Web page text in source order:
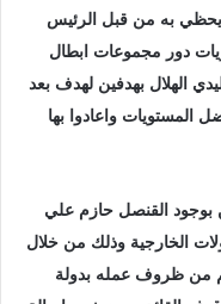
يحظي به من قبل الرئيس
دور مجموعات ابطال
الهلال بهدفين لهدف بعد
المستويات واعادوا بها
بوجود القنصل حازم علي
الخارجية وذلك من خلال
من ظروف عمله بدولة